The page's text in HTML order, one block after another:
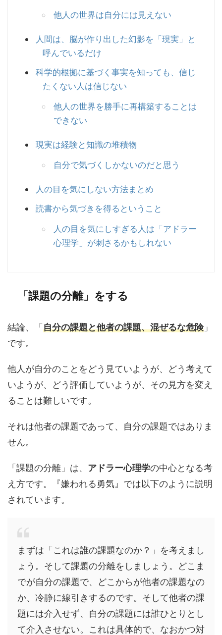
他人の世界は自分には見えない
人間は、脳が作り出した幻影を「現実」と
呼んでいるだけ
科学的根拠に基づく事実を知っても、信じ
たくない人は信じない
他人の世界を勝手に再構築することは
できない
現実は経験と知識の堆積物
自分で気づくしかないのだと思う
人の目を気にしない方法まとめ
読書から気づきを得るということ
人の目を気にしすぎる人は「アドラー
心理学」が刺さるかもしれない
「課題の分離」をする
結論、「 自分の課題と他者の課題、混ぜるな危険」
です。
他人が自分のことをどう見ていようが、どう考えて
いようが、どう評価していようが、その見方を変え
ることは難しいです。
それは他者の課題であって、自分の課題ではありま
せん。
「課題の分離」は、 アドラー心理学の中心となる考
え方です。『嫌われる勇気』では以下のように説明
されています。
まずは「これは誰の課題なのか？」を考えまし
ょう。そして課題の分離をしましょう。どこま
でが自分の課題で、どこからが他者の課題なの
か、冷静に線引きするのです。そして他者の課
題には介入せず、自分の課題には誰ひとりとし
て介入させない。これは具体的で、なおかつ対